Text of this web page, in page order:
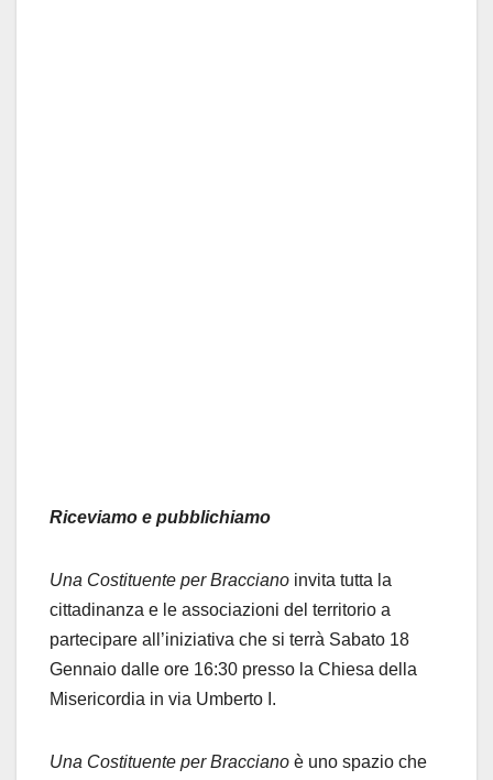
Riceviamo e pubblichiamo
Una Costituente per Bracciano invita tutta la
cittadinanza e le associazioni del territorio a
partecipare all’iniziativa che si terrà Sabato 18
Gennaio dalle ore 16:30 presso la Chiesa della
Misericordia in via Umberto I.
Una Costituente per Bracciano è uno spazio che